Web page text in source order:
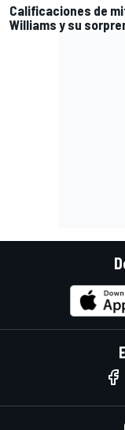
Calificaciones de
Williams y su